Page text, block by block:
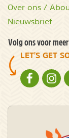
Over ons /
Nieuwsbrief
Volg ons voor
LET'S GET